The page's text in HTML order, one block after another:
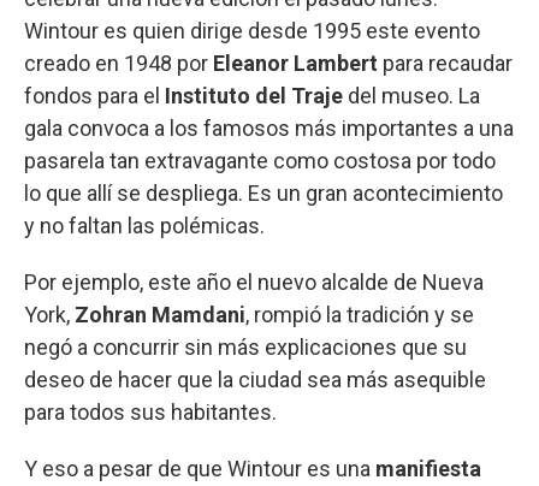
Wintour es quien dirige desde 1995 este evento
creado en 1948 por Eleanor Lambert para recaudar
fondos para el Instituto del Traje del museo. La
gala convoca a los famosos más importantes a una
pasarela tan extravagante como costosa por todo
lo que allí se despliega. Es un gran acontecimiento
y no faltan las polémicas.
Por ejemplo, este año el nuevo alcalde de Nueva
York, Zohran Mamdani, rompió la tradición y se
negó a concurrir sin más explicaciones que su
deseo de hacer que la ciudad sea más asequible
para todos sus habitantes.
Y eso a pesar de que Wintour es una manifiesta